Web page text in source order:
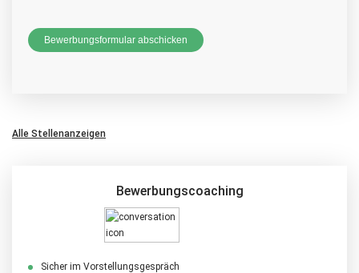
Alle Stellenanzeigen
Bewerbungscoaching
Sicher im Vorstellungsgespräch